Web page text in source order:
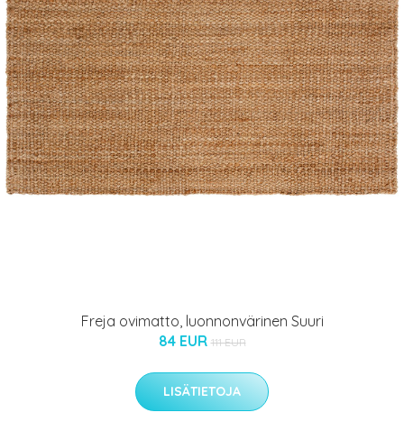
Freja ovimatto, luonnonvärinen Suuri
84 EUR 111 EUR
LISÄTIETOJA